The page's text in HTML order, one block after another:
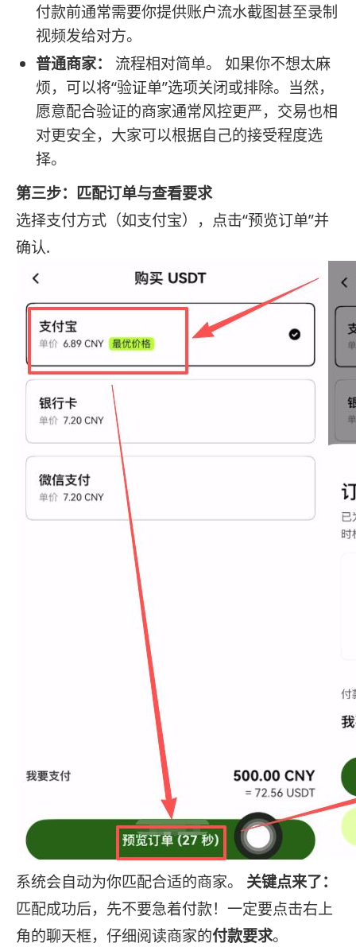
付款前通常需要你提供账户流水截图甚至录制
视频发给对方。
普通商家：
流程相对简单。 如果你不想太麻
烦，可以将“验证单”选项关闭或排除。当然，
愿意配合验证的商家通常风控更严，交易也相
对更安全，大家可以根据自己的接受程度选
择。
第三步：匹配订单与查看要求
选择支付方式（如支付宝），点击“预览订单”并
确认.
系统会自动为你匹配合适的商家。 关键点来了：
匹配成功后，先不要急着付款！一定要点击右上
角的聊天框，仔细阅读商家的付款要求。